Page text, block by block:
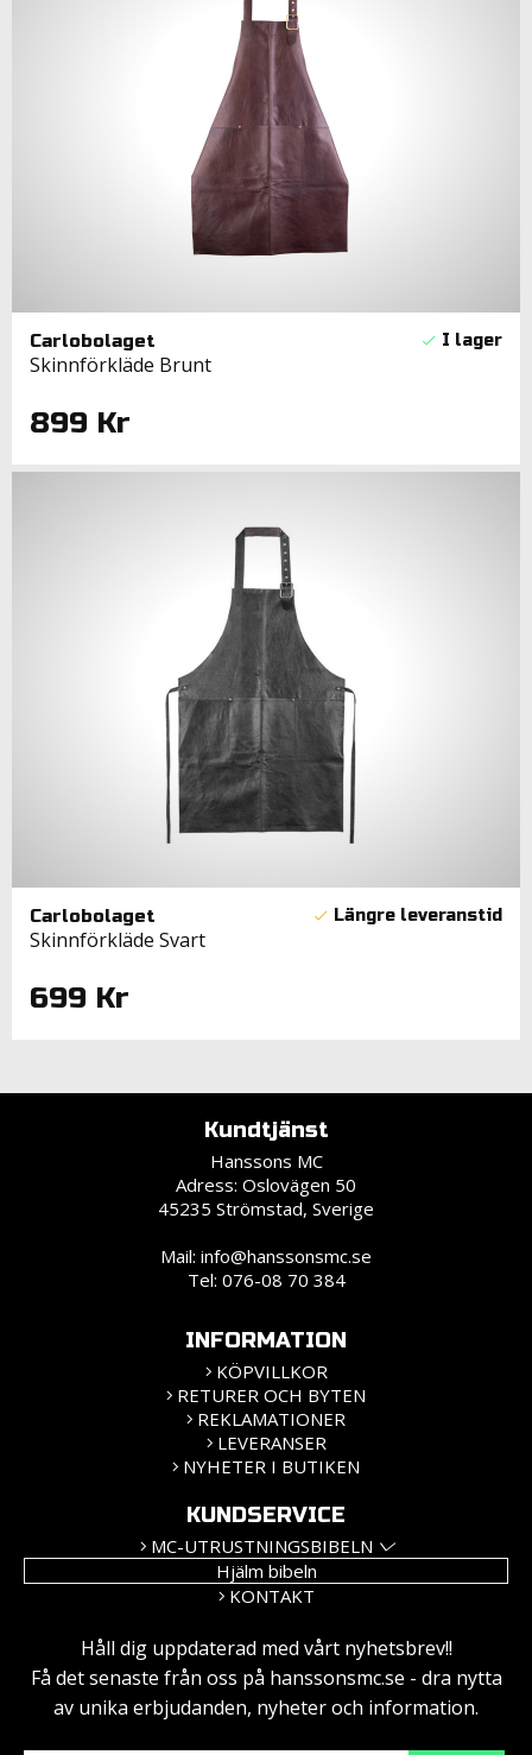
Carlobolaget
Skinnförkläde Brunt
899 Kr
Carlobolaget
Skinnförkläde Svart
699 Kr
Kundtjänst
Hanssons MC
Adress: Oslovägen 50
45235 Strömstad, Sverige
Mail: info@hanssonsmc.se
Tel: 076-08 70 384
INFORMATION
KÖPVILLKOR
RETURER OCH BYTEN
REKLAMATIONER
LEVERANSER
NYHETER I BUTIKEN
KUNDSERVICE
MC-UTRUSTNINGSBIBELN
Hjälm bibeln
KONTAKT
Håll dig uppdaterad med vårt nyhetsbrev!!
Få det senaste från oss på hanssonsmc.se - dra nytta
av unika erbjudanden, nyheter och information.